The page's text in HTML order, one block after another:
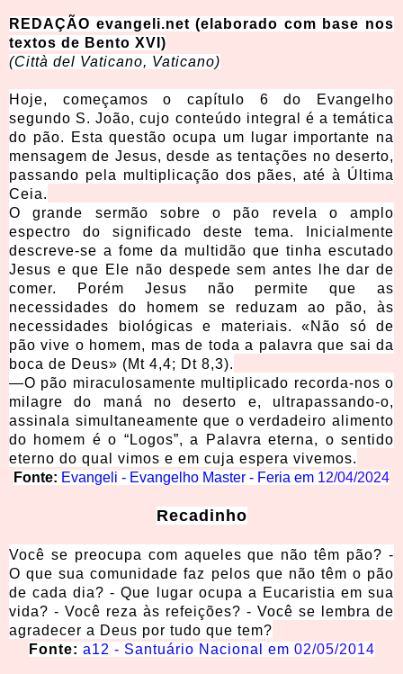
REDAÇÃO evangeli.net (elaborado com base nos
textos de Bento XVI)
(Città del Vaticano, Vaticano)
Hoje, começamos o capítulo 6 do Evangelho
segundo S. João, cujo conteúdo integral é a temática
do pão. Esta questão ocupa um lugar importante na
mensagem de Jesus, desde as tentações no deserto,
passando pela multiplicação dos pães, até à Última
Ceia.
O grande sermão sobre o pão revela o amplo
espectro do significado deste tema. Inicialmente
descreve-se a fome da multidão que tinha escutado
Jesus e que Ele não despede sem antes lhe dar de
comer. Porém Jesus não permite que as
necessidades do homem se reduzam ao pão, às
necessidades biológicas e materiais. «Não só de
pão vive o homem, mas de toda a palavra que sai da
boca de Deus» (Mt 4,4; Dt 8,3).
—O pão miraculosamente multiplicado recorda-nos o
milagre do maná no deserto e, ultrapassando-o,
assinala simultaneamente que o verdadeiro alimento
do homem é o “Logos”, a Palavra eterna, o sentido
eterno do qual vimos e em cuja espera vivemos.
Fonte: Evangeli - Evangelho Master - Feria em 12/04/2024
Recadinho
Você se preocupa com aqueles que não têm pão? -
O que sua comunidade faz pelos que não têm o pão
de cada dia? - Que lugar ocupa a Eucaristia em sua
vida? - Você reza às refeições? - Você se lembra de
agradecer a Deus por tudo que tem?
Fonte: a12 - Santuário Nacional em 02/05/2014